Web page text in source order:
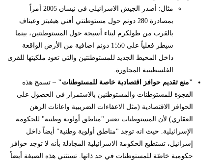
مثال: أصدر الجيش الاسرائيلي في نيسان 2005 أمراً
بمصادرة 280 دونم حول مستوطنتي أفني هيفيتز وعيناف
بالقرب من طولكرم لبناء أسيجة حول المستوطنتين، بينما
سيطر فعلياً على 1550 دونم اضافية من الأرض الواقعة
داخل المحيط الجديد للمستوطنتين والتي تعود ملكيتها للقرى
الفلسطينية المجاورة.
"منع تقديم حوافز اقتصادية خاصة للمستوطنات" – تسمح هذه
الفجوة للمستوطنات والمستوطنين بالاستمرار في الحصول على
الحوافز الاقتصادية (مثل الاعفاءات الضريبية واعانات الرهن
العقاري) لأن المستوطنات تعتبر "مناطق أولوية وطنية" للحكومة
الإسرائيلية. حيث انه توجد "مناطق أولوية وطنية" أيضاً داخل
إسرائيل، تستطيع الحكومة الاسرائيلية المجادلة بأنه لا توجد حوافز
حكومية خاصّة للمستوطنات في حد ذاتها. تستثني هذه الصيغة أيضاً